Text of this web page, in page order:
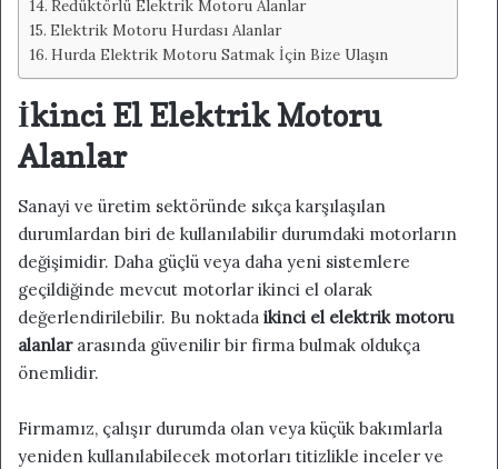
Redüktörlü Elektrik Motoru Alanlar
Elektrik Motoru Hurdası Alanlar
Hurda Elektrik Motoru Satmak İçin Bize Ulaşın
İkinci El Elektrik Motoru
Alanlar
Sanayi ve üretim sektöründe sıkça karşılaşılan
durumlardan biri de kullanılabilir durumdaki motorların
değişimidir. Daha güçlü veya daha yeni sistemlere
geçildiğinde mevcut motorlar ikinci el olarak
değerlendirilebilir. Bu noktada ikinci el elektrik motoru
alanlararasında güvenilir bir firma bulmak oldukça
önemlidir.
Firmamız, çalışır durumda olan veya küçük bakımlarla
yeniden kullanılabilecek motorları titizlikle inceler ve